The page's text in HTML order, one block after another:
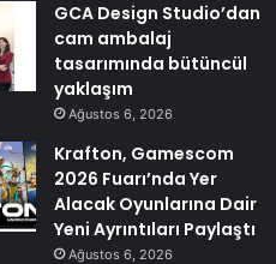
GCA Design Studio’dan
cam ambalaj
tasarımında bütüncül
yaklaşım
Ağustos 6, 2026
Krafton, Gamescom
2026 Fuarı’nda Yer
Alacak Oyunlarına Dair
Yeni Ayrıntıları Paylaştı
Ağustos 6, 2026